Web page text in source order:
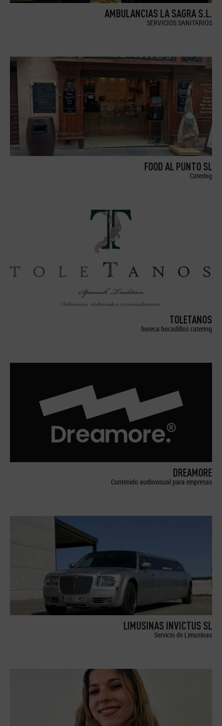
AMBULANCIAS LA SAGRA S.L.
SERVICIOS SANITARIOS
FOOD AL PUNTO SL
Catering
TOLETANOS
horeca bocadillos catering
DREAMORE
Contenido audiovisual para empresas
LIMUSINAS INVICTUS SL
Servicio de Limusinas